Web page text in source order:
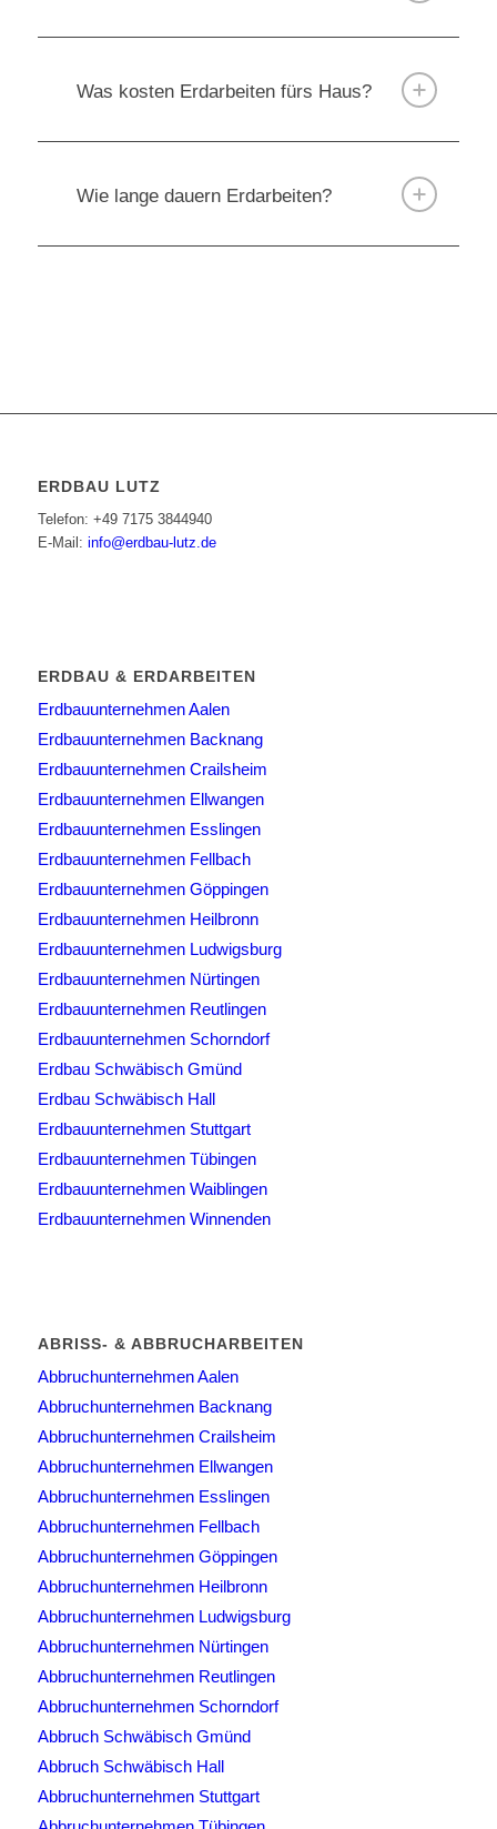
Was kosten Erdarbeiten fürs Haus?
Wie lange dauern Erdarbeiten?
ERDBAU LUTZ
Telefon: +49 7175 3844940
E-Mail: info@erdbau-lutz.de
ERDBAU & ERDARBEITEN
Erdbauunternehmen Aalen
Erdbauunternehmen Backnang
Erdbauunternehmen Crailsheim
Erdbauunternehmen Ellwangen
Erdbauunternehmen Esslingen
Erdbauunternehmen Fellbach
Erdbauunternehmen Göppingen
Erdbauunternehmen Heilbronn
Erdbauunternehmen Ludwigsburg
Erdbauunternehmen Nürtingen
Erdbauunternehmen Reutlingen
Erdbauunternehmen Schorndorf
Erdbau Schwäbisch Gmünd
Erdbau Schwäbisch Hall
Erdbauunternehmen Stuttgart
Erdbauunternehmen Tübingen
Erdbauunternehmen Waiblingen
Erdbauunternehmen Winnenden
ABRISS- & ABBRUCHARBEITEN
Abbruchunternehmen Aalen
Abbruchunternehmen Backnang
Abbruchunternehmen Crailsheim
Abbruchunternehmen Ellwangen
Abbruchunternehmen Esslingen
Abbruchunternehmen Fellbach
Abbruchunternehmen Göppingen
Abbruchunternehmen Heilbronn
Abbruchunternehmen Ludwigsburg
Abbruchunternehmen Nürtingen
Abbruchunternehmen Reutlingen
Abbruchunternehmen Schorndorf
Abbruch Schwäbisch Gmünd
Abbruch Schwäbisch Hall
Abbruchunternehmen Stuttgart